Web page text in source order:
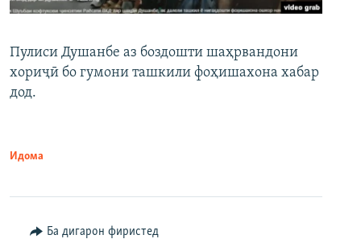
Пулиси Душанбе аз боздошти шаҳрвандони
хориҷӣ бо гумони ташкили фоҳишахона хабар
дод.
Идома
Ба дигарон фиристед